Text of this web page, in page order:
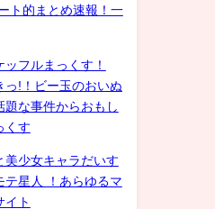
ト的まとめ速報！一
フルまっくす！
っ!！ビー玉のおいぬ
な事件からおもし
くす
美少女キャラだいす
テ星人 ！あらゆるマ
イト